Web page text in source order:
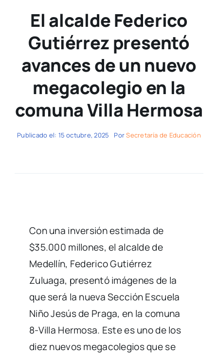
El alcalde Federico
Gutiérrez presentó
avances de un nuevo
megacolegio en la
comuna Villa Hermosa
Publicado el: 15 octubre, 2025 PorSecretaría de Educación
Con una inversión estimada de
$35.000 millones, el alcalde de
Medellín, Federico Gutiérrez
Zuluaga, presentó imágenes de la
que será la nueva Sección Escuela
Niño Jesús de Praga, en la comuna
8-Villa Hermosa. Este es uno de los
diez nuevos megacolegios que se